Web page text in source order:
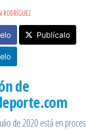
RODRÍGUEZ
Publícalo
de
de 2020 está en